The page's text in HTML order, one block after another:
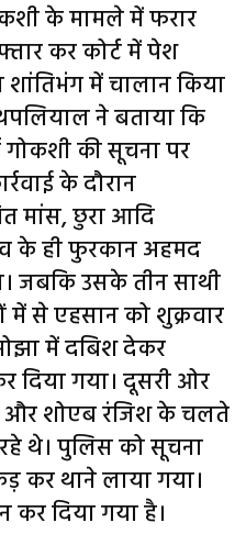
के मामले में फरार
कर कोर्ट में पेश
शांतिभंग में चालान किया
ने बताया कि
गोकशी की सूचना पर
के दौरान
मांस, छुरा आदि
के ही फुरकान अहमद
जबकि उसके तीन साथी
से एहसान को शुक्रवार
में दबिश देकर
दिया गया। दूसरी ओर
और शोएब रंजिश के चलते
थे। पुलिस को सूचना
कर थाने लाया गया।
कर दिया गया है।